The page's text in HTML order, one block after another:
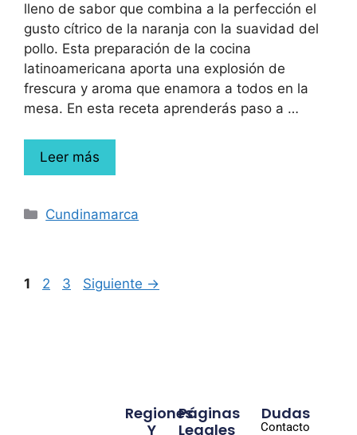
lleno de sabor que combina a la perfección el
gusto cítrico de la naranja con la suavidad del
pollo. Esta preparación de la cocina
latinoamericana aporta una explosión de
frescura y aroma que enamora a todos en la
mesa. En esta receta aprenderás paso a …
Leer más
Cundinamarca
1 2 3 Siguiente →
Páginas
Legales
Regiones
Y
Dudas
Contacto